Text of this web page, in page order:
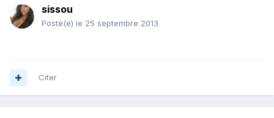
sissou
Posté(e) le 25 septembre 2013
Citer